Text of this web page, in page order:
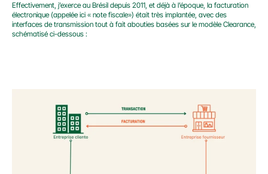
Effectivement, j’exerce au Brésil depuis 2011, et déjà à l’époque, la facturation
électronique (appelée ici « note fiscale») était très implantée, avec des
interfaces de transmission tout à fait abouties basées sur le modèle Clearance,
schématisé ci-dessous :